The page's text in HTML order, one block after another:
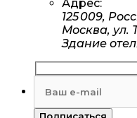
Адрес:
125 009,
Москва, ул.
Здание